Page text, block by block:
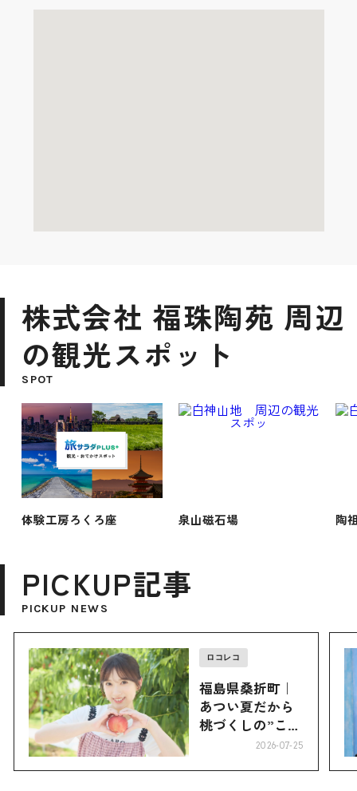
株式会社 福珠陶苑 周辺
の観光スポット
SPOT
体験工房ろくろ座 泉山磁石場 陶
PICKUP記事
PICKUP NEWS
ロコレコ
福島県桑折町｜
あつい夏だから
桃づくしの”こお
2026-07-25